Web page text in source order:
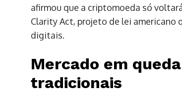
afirmou que a criptomoeda só
Clarity Act, projeto de lei americano
digitais.
Mercado em
tradicionais